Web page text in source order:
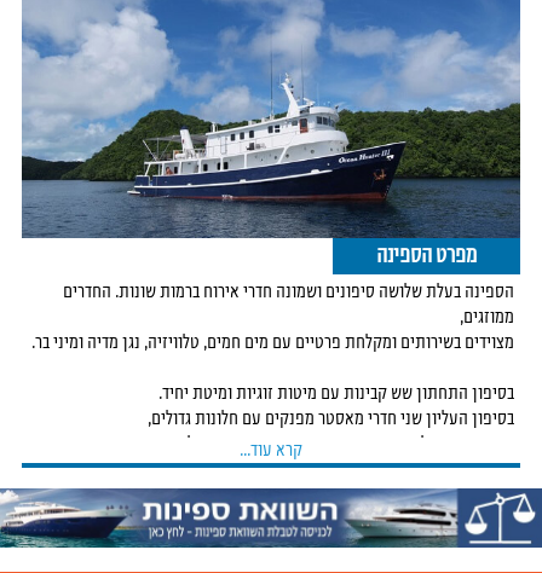
מפרט הספינה
הספינה בעלת שלושה סיפונים ושמונה חדרי אירוח ברמות שונות. החדרים
ממוזגים,
מצוידים בשירותים ומקלחת פרטיים עם מים חמים, טלוויזיה, נגן מדיה ומיני בר.
בסיפון התחתון שש קבינות עם מיטות זוגיות ומיטת יחיד.
בסיפון העליון שני חדרי מאסטר מפנקים עם חלונות גדולים,
ספה נוחה, שולחן עבודה עם מחשב, מזגן עצמאי ומולטימדיה.
בסיפון המרכזי סלון מרווח ומאובזר היטב, חדר אוכל נעים ומרווח, חדר ציוד עם
משטחי עבודה לצלמים, סיפון צלילה פונקציונאלי במיוחד כולל דחיסת חמצן עד
100% ותערובות הליום. בחלק האחורי פלטפורמה לירידה למים לשחייה.
קרא עוד...